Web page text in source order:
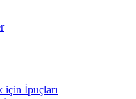
için İpuçları